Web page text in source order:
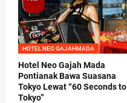
HOTEL NEO GAJAHMADA
Hotel Neo Gajah Mada
Pontianak Bawa Suasana
Tokyo Lewat “60 Seconds to
Tokyo”